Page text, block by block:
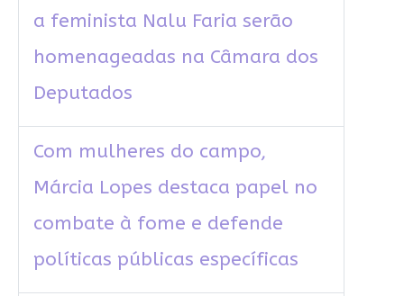
a feminista Nalu Faria serão
homenageadas na Câmara dos
Deputados
Com mulheres do campo,
Márcia Lopes destaca papel no
combate à fome e defende
políticas públicas específicas